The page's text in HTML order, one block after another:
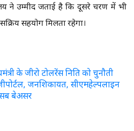
ने उम्मीद जताई है कि दूसरे चरण में भी
सहयोग मिलता रहेगा।
के जीरो टोलरेंस निति को चुनौती
जनशिकायत, सीएमहेल्पलाइन
बेअसर